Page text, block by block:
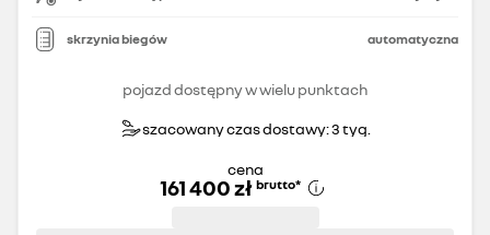
skrzynia biegów automatyczna
pojazd dostępny w wielu punktach
szacowany czas dostawy: 3 tyg.
cena
161 400 zł brutto*